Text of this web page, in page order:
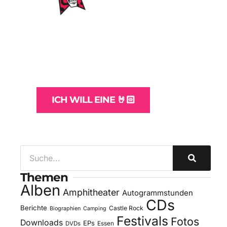
ICH WILL EINE 🤘🏻
Themen
Alben Amphitheater Autogrammstunden
Berichte Biographien Camping Castle Rock CDs
Downloads DVDs EPs Essen Festivals Fotos